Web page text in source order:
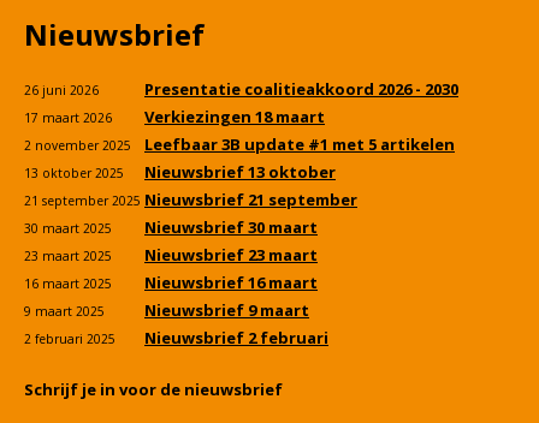
Nieuwsbrief
26 juni 2026 Presentatie coalitieakkoord 2026 - 2030
17 maart 2026 Verkiezingen 18 maart
2 november 2025 Leefbaar 3B update #1 met 5 artikelen
13 oktober 2025 Nieuwsbrief 13 oktober
21 september 2025 Nieuwsbrief 21 september
30 maart 2025 Nieuwsbrief 30 maart
23 maart 2025 Nieuwsbrief 23 maart
16 maart 2025 Nieuwsbrief 16 maart
9 maart 2025 Nieuwsbrief 9 maart
2 februari 2025 Nieuwsbrief 2 februari
Schrijf je in voor de nieuwsbrief